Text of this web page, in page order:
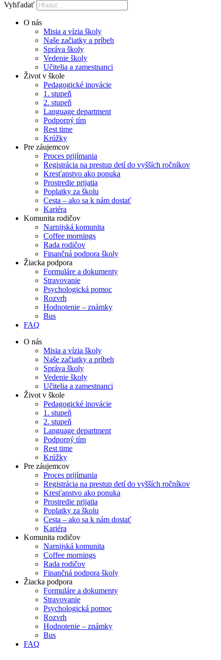
Vyhľadať
O nás
Misia a vízia školy
Naše začiatky a príbeh
Správa školy
Vedenie školy
Učitelia a zamestnanci
Život v škole
Pedagogické inovácie
1. stupeň
2. stupeň
Language department
Podporný tím
Rest time
Krúžky
Pre záujemcov
Proces prijímania
Registrácia na prestup detí do vyšších ročníkov
Kresťanstvo ako ponuka
Prostredie prijatia
Poplatky za školu
Cesta – ako sa k nám dostať
Kariéra
Komunita rodičov
Narnijská komunita
Coffee mornings
Rada rodičov
Finančná podpora školy
Žiacka podpora
Formuláre a dokumenty
Stravovanie
Psychologická pomoc
Rozvrh
Hodnotenie – známky
Bus
FAQ
O nás
Misia a vízia školy
Naše začiatky a príbeh
Správa školy
Vedenie školy
Učitelia a zamestnanci
Život v škole
Pedagogické inovácie
1. stupeň
2. stupeň
Language department
Podporný tím
Rest time
Krúžky
Pre záujemcov
Proces prijímania
Registrácia na prestup detí do vyšších ročníkov
Kresťanstvo ako ponuka
Prostredie prijatia
Poplatky za školu
Cesta – ako sa k nám dostať
Kariéra
Komunita rodičov
Narnijská komunita
Coffee mornings
Rada rodičov
Finančná podpora školy
Žiacka podpora
Formuláre a dokumenty
Stravovanie
Psychologická pomoc
Rozvrh
Hodnotenie – známky
Bus
FAQ